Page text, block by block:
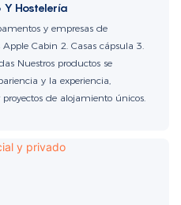
Y Hostelería
y empresas de
Cabin 2. Casas cápsula 3.
Nuestros productos se
y la experiencia,
de alojamiento únicos.